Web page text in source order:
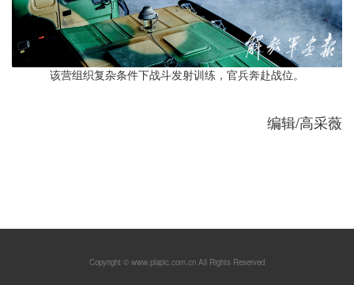
该营组织复杂条件下战斗发射训练，官兵奔赴战位。
编辑/高采薇
Copyright © www.plapic.com.cn All Rights Reserved